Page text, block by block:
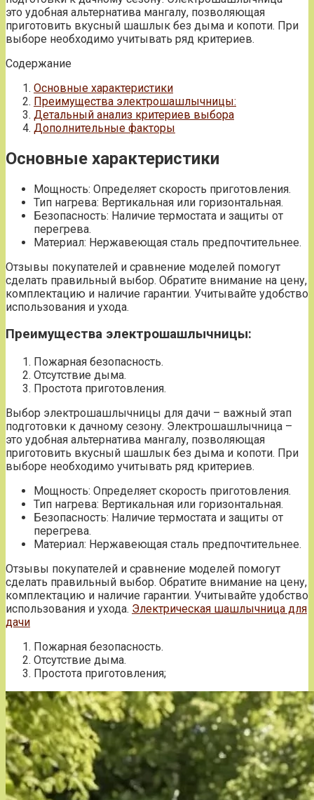
это удобная альтернатива мангалу, позволяющая
приготовить вкусный шашлык без дыма и копоти. При
выборе необходимо учитывать ряд критериев.
Содержание
Основные характеристики
Преимущества электрошашлычницы:
Детальный анализ критериев выбора
Дополнительные факторы
Основные характеристики
Мощность: Определяет скорость приготовления.
Тип нагрева: Вертикальная или горизонтальная.
Безопасность: Наличие термостата и защиты от
перегрева.
Материал: Нержавеющая сталь предпочтительнее.
Отзывы покупателей и сравнение моделей помогут
сделать правильный выбор. Обратите внимание на цену,
комплектацию и наличие гарантии. Учитывайте удобство
использования и ухода.
Преимущества электрошашлычницы:
Пожарная безопасность.
Отсутствие дыма.
Простота приготовления.
Выбор электрошашлычницы для дачи – важный этап
подготовки к дачному сезону. Электрошашлычница –
это удобная альтернатива мангалу, позволяющая
приготовить вкусный шашлык без дыма и копоти. При
выборе необходимо учитывать ряд критериев.
Мощность: Определяет скорость приготовления.
Тип нагрева: Вертикальная или горизонтальная.
Безопасность: Наличие термостата и защиты от
перегрева.
Материал: Нержавеющая сталь предпочтительнее.
Отзывы покупателей и сравнение моделей помогут
сделать правильный выбор. Обратите внимание на цену,
комплектацию и наличие гарантии. Учитывайте удобство
использования и ухода. Электрическая шашлычница для
дачи
Пожарная безопасность.
Отсутствие дыма.
Простота приготовления;